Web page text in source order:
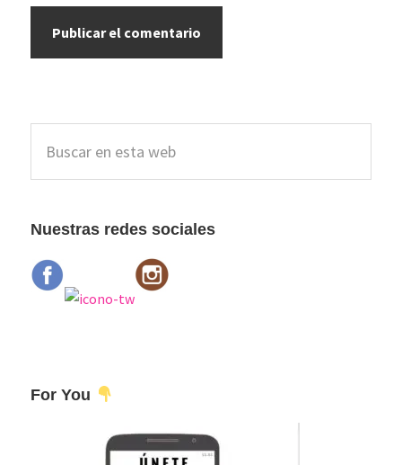
Barra
lateral
esta
Nuestras redes sociales
For You